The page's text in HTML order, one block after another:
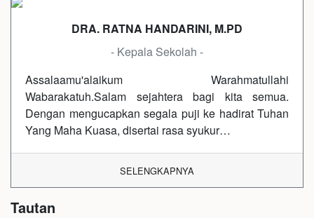
DRA. RATNA HANDARINI, M.PD
- Kepala Sekolah -
Assalaamu'alaikum Warahmatullahi
Wabarakatuh.Salam sejahtera bagi kita semua.
Dengan mengucapkan segala puji ke hadirat Tuhan
Yang Maha Kuasa, disertai rasa syukur…
SELENGKAPNYA
Tautan